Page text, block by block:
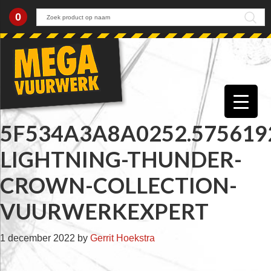
0
Skip
primary
Skip
main
Skip
primary
Skip
footer
LIGHTNING-THUNDER-
CROWN-COLLECTION-
VUURWERKEXPERT
1 december 2022 by Gerrit Hoekstra